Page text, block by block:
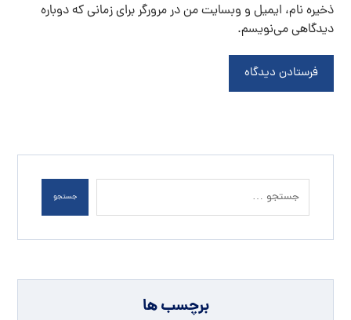
ذخیره نام، ایمیل و وبسایت من در مرورگر برای زمانی که دوباره
دیدگاهی می‌نویسم.
فرستادن دیدگاه
جستجو
برچسب ها